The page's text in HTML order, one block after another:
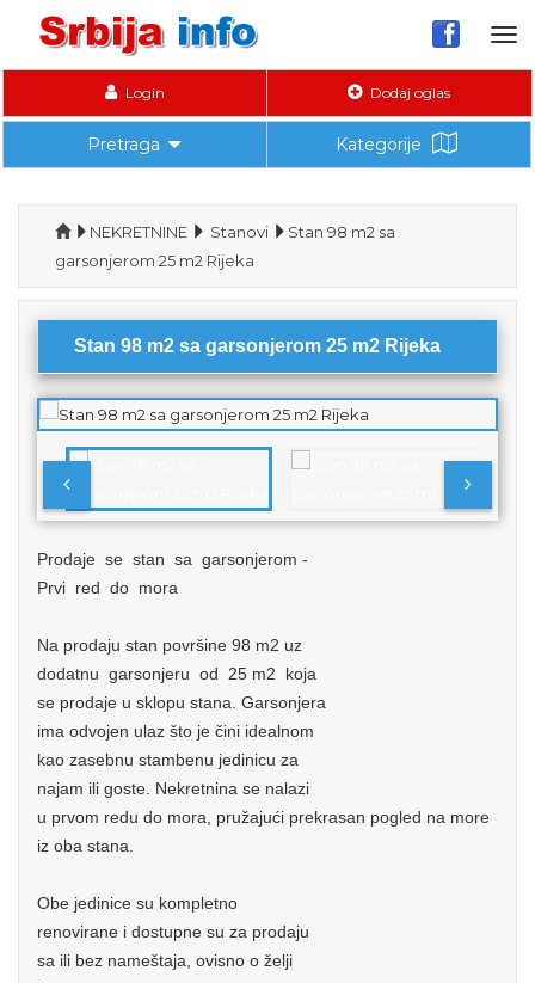
Login Dodaj oglas
Pretraga Kategorije
NEKRETNINE Stanovi
Stan 98 m2 sa
garsonjerom 25 m2 Rijeka
Stan 98 m2 sa garsonjerom 25 m2 Rijeka
Prodaje se stan sa garsonjerom -
Prvi red do mora
Na prodaju stan površine 98 m2 uz
dodatnu garsonjeru od 25 m2 koja
se prodaje u sklopu stana. Garsonjera
ima odvojen ulaz što je čini idealnom
kao zasebnu stambenu jedinicu za
najam ili goste. Nekretnina se nalazi
u prvom redu do mora, pružajući prekrasan pogled na more
iz oba stana.
Obe jedinice su kompletno
renovirane i dostupne su za prodaju
sa ili bez nameštaja, ovisno o želji